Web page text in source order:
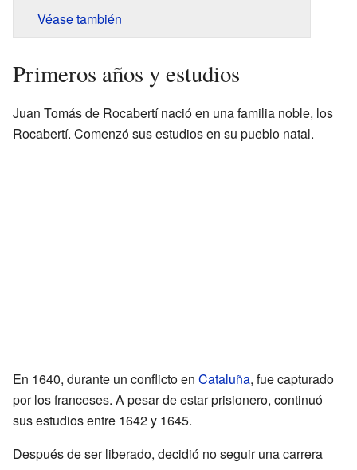
Véase también
Primeros años y estudios
Juan Tomás de Rocabertí nació en una familia noble, los
Rocabertí. Comenzó sus estudios en su pueblo natal.
En 1640, durante un conflicto en Cataluña, fue capturado
por los franceses. A pesar de estar prisionero, continuó
sus estudios entre 1642 y 1645.
Después de ser liberado, decidió no seguir una carrera